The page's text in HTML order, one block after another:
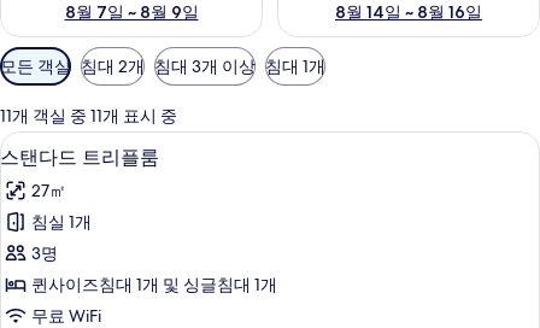
8월 7일 ~ 8월 9일
8월 14일 ~ 8월 16일
객
실
에
사
용
가
능
한
터
모든 객실 침대 2개 침대 3개 이상 침대 1개
11개 객실 중 11개 표시 중
스
탠
다
드
트
리
스탠다드 트리플룸 | 노트북 작업 공간
4
스탠다드 트리플룸
27㎡
침실 1개
3명
퀸사이즈침대 1개 및 싱글침대 1개
무료 WiFi